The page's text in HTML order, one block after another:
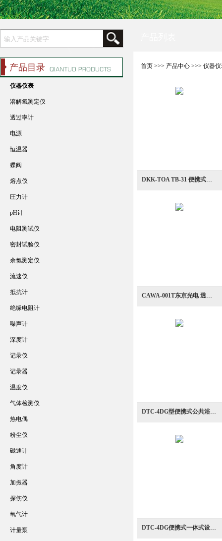
首页 >>> 产品中心 >>>仪器
DKK-TOA TB-31 便携式浊度计
CAWA-001T东京光电 透射浊度计
DTC-4DG型便携式公共浴场现场快检数字浊度色度计
DTC-4DG便携式一体式设计高透射光测定型浊度计
产品目录
仪器仪表
溶解氧测定仪
透过率计
电源
恒温器
蝶阀
熔点仪
圧力计
pH计
电阻测试仪
密封试验仪
余氯测定仪
流速仪
抵抗计
绝缘电阻计
噪声计
深度计
记录仪
记录器
温度仪
气体检测仪
热电偶
粉尘仪
磁通计
角度计
加振器
探伤仪
氧气计
计量泵